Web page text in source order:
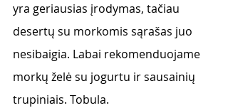
yra geriausias įrodymas, tačiau
desertų su morkomis sąrašas juo
nesibaigia. Labai rekomenduojame
morkų želė su jogurtu ir sausainių
trupiniais. Tobula.